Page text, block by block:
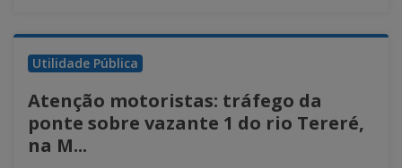
Utilidade Pública
Atenção motoristas: tráfego da
ponte sobre vazante 1 do rio Tereré,
na M...